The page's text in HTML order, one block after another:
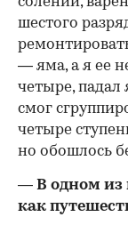
шестого
— яма, а я ее
четыре, падал
смог
четыре
но обошлось
— В одном из
как